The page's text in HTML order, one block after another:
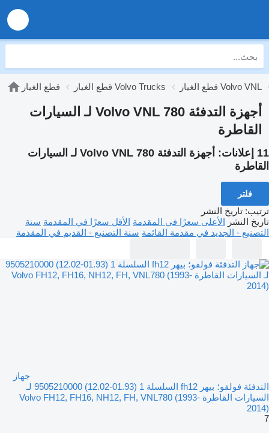
قطع الغيار قطع الغيار Volvo Trucks قطع الغيار Volvo VNL
أجهزة التدفئة Volvo VNL 780 لـ السيارات
القاطرة
11 إعلانات:
أجهزة التدفئة Volvo VNL 780 لـ السيارات
القاطرة
فلتر
ترتيب: تاريخ النشر
تاريخ النشر الأعلى سعرًا في المقدمة الأقل سعرًا في المقدمة سنة
التصنيع - الجديد في مقدمة القائمة سنة التصنيع - القديم في المقدمة
جهاز
التدفئة فولفو؛ بيهر fh12 السلسلة 1 (01.93-12.02) 9505210000 لـ
السيارات القاطرة Volvo FH12, FH16, NH12, FH, VNL780 (1993-
2014)
7